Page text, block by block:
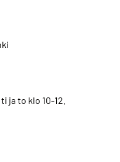
ja to klo 10-12.